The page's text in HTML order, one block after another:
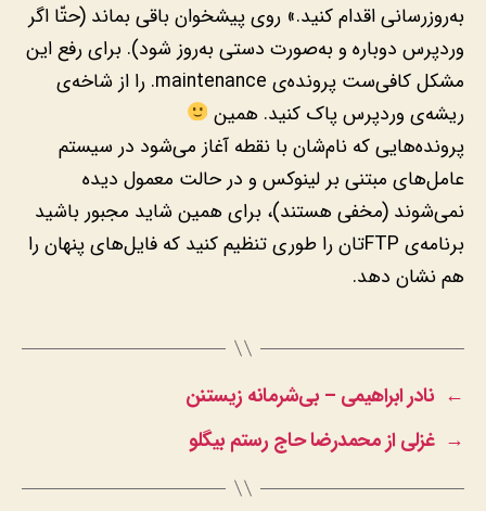
به‌روزرسانی اقدام کنید.» روی پیشخوان باقی بماند (حتّا اگر
وردپرس دوباره و به‌صورت دستی به‌روز شود). برای رفع این
مشکل کافی‌ست پرونده‌ی maintenance. را از شاخه‌ی
ریشه‌ی وردپرس پاک کنید. همین
پرونده‌هایی که نام‌شان با نقطه آغاز می‌شود در سیستم
عامل‌های مبتنی بر لینوکس و در حالت معمول دیده
نمی‌شوند (مخفی هستند)، برای همین شاید مجبور باشید
برنامه‌ی FTPتان را طوری تنظیم کنید که فایل‌های پنهان را
هم نشان دهد.
← ‫نادر ابراهیمی – بی‌شرمانه زیستنن‬
→ غزلی از محمدرضا حاج رستم بیگلو